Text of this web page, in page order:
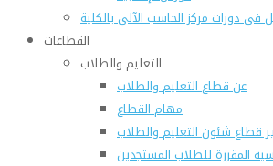
في دورات مركز الحاسب الآلي بالكلية
القطاعات
التعليم والطلاب
عن قطاع التعليم والطلاب
مهام القطاع
قطاع شئون التعليم والطلاب
المقررة للطلاب المستجدين